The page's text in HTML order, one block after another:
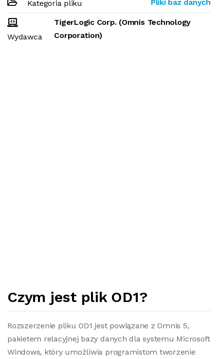
Kategoria pliku Pliki baz danych
Wydawca
TigerLogic Corp. (Omnis Technology
Corporation)
Czym jest plik OD1?
Rozszerzenie pliku OD1 jest powiązane z Omnis 5,
pakietem relacyjnej bazy danych dla systemu Microsoft
Windows, który umożliwia programistom tworzenie